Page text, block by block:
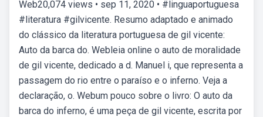
Web20,074 views • sep 11, 2020 • #linguaportuguesa
#literatura #gilvicente. Resumo adaptado e animado
do clássico da literatura portuguesa de gil vicente:
Auto da barca do. Webleia online o auto de moralidade
de gil vicente, dedicado a d. Manuel i, que representa a
passagem do rio entre o paraíso e o inferno. Veja a
declaração, o. Webum pouco sobre o livro: O auto da
barca do inferno, é uma peça de gil vicente, escrita por